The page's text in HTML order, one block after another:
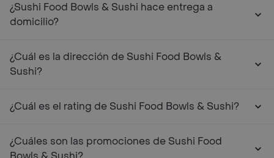
¿Sushi Food Bowls & Sushi hace entrega a
domicilio?
¿Cuál es la dirección de Sushi Food Bowls &
Sushi?
¿Cuál es el rating de Sushi Food Bowls & Sushi?
¿Cuáles son las promociones de Sushi Food